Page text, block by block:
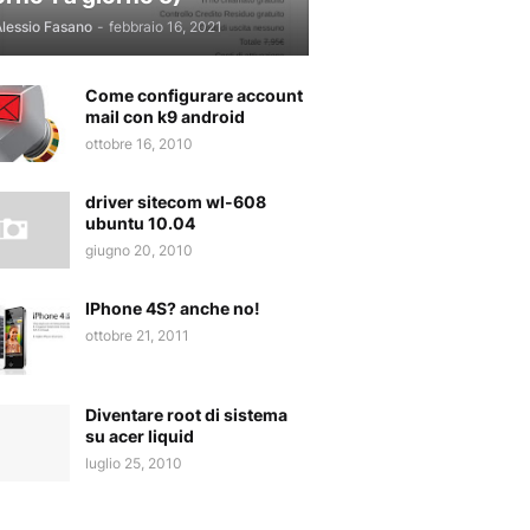
Fasano - febbraio 16, 2021
Come configurare account
mail con k9 android
ottobre 16, 2010
driver sitecom wl-608
ubuntu 10.04
giugno 20, 2010
IPhone 4S? anche no!
ottobre 21, 2011
Diventare root di sistema
su acer liquid
luglio 25, 2010